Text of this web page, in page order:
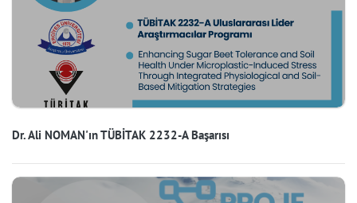
Dr. Ali NOMAN'ın TÜBİTAK 2232-A Başarısı